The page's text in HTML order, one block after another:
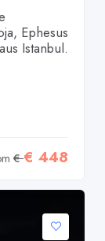
Ephesus
Istanbul.
€€ 448